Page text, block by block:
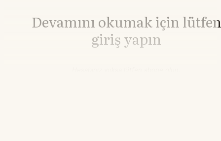
Devamını okumak için lütfen
giriş yapın